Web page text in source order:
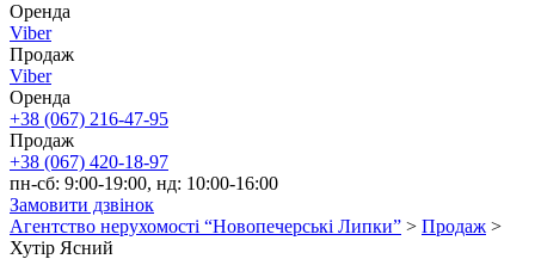
Оренда
Viber
Продаж
Viber
Оренда
+38 (067) 216-47-95
Продаж
+38 (067) 420-18-97
пн-сб: 9:00-19:00, нд: 10:00-16:00
Замовити дзвінок
Агентство нерухомості “Новопечерські Липки” > Продаж >
Хутір Ясний